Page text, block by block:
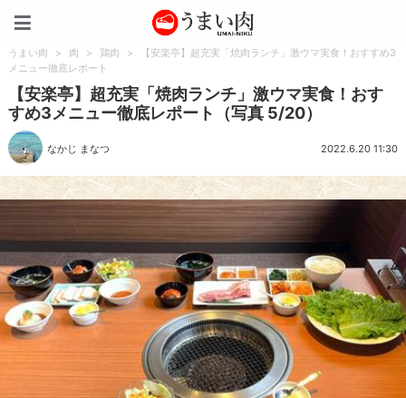
うまい肉 > 肉 > 鶏肉 >
【安楽亭】超充実「焼肉ランチ」激ウマ実食！おすすめ3
メニュー徹底レポート
【安楽亭】超充実「焼肉ランチ」激ウマ実食！おす
すめ3メニュー徹底レポート（写真 5/20）
なかじ まなつ 2022.6.20 11:30